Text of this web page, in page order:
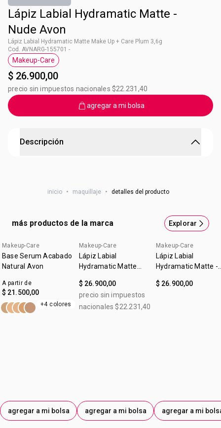
Lápiz Labial Hydramatic Matte -
Nude Avon
Lápiz Labial Hydramatic Matte Make Up + Care Plum 3,6g
Cod. AVNARG-155701 -
Etiqueta Makeup-Care
Makeup-Care
$ 26.900,00
precio sin impuestos nacionales $22.231,40
agregar a mi bolsa
Descripción
sensación de hidratación, suavidad & volumen al instante
cuidan tu piel3 9 de cada 10 mujeres sintieron sus labios
más hidratados hasta el final del día.2 1Como Hialuronato
de Sodio.2Basado en estudios de percepción con
consumidores.3Contiene más del 50% de ingredientes
hidratantes y protectores de la piel.
inicio • maquillaje • detalles del producto
más productos de la marca Explorar
Makeup-Care
Base Serum Acabado
Natural Avon
A partir de
$ 21.500,00
+4 colores
agregar a mi bolsa
Makeup-Care
Lápiz Labial
Hydramatic Matte
Mauve 3,6g
$ 26.900,00
precio sin impuestos
nacionales $22.231,40
agregar a mi bolsa
Makeup-Care
Lápiz Labial
Hydramatic Matte -
$ 26.900,00
agregar a mi